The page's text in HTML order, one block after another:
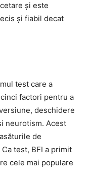
și este
și fiabil decat
test care a
factori pentru a
deschidere
neurotism. Acest
de
test, BFI a primit
cele mai populare